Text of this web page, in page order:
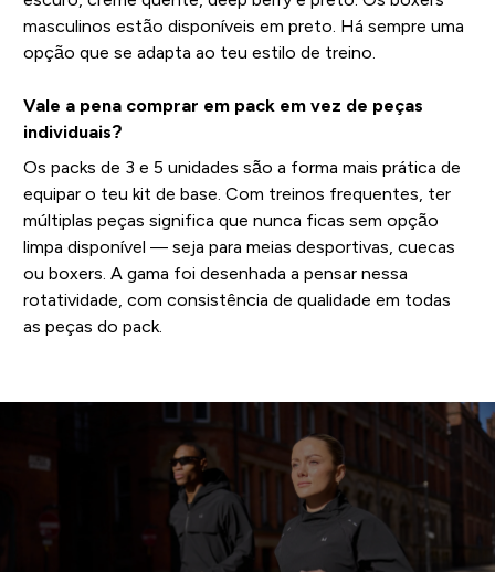
masculinos estão disponíveis em preto. Há sempre uma
opção que se adapta ao teu estilo de treino.
Vale a pena comprar em pack em vez de peças
individuais?
Os packs de 3 e 5 unidades são a forma mais prática de
equipar o teu kit de base. Com treinos frequentes, ter
múltiplas peças significa que nunca ficas sem opção
limpa disponível — seja para meias desportivas, cuecas
ou boxers. A gama foi desenhada a pensar nessa
rotatividade, com consistência de qualidade em todas
as peças do pack.